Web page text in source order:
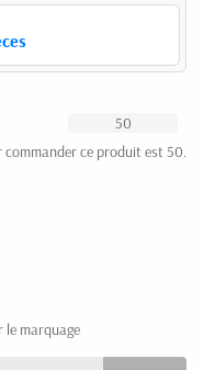
ce produit est 50.
le marquage